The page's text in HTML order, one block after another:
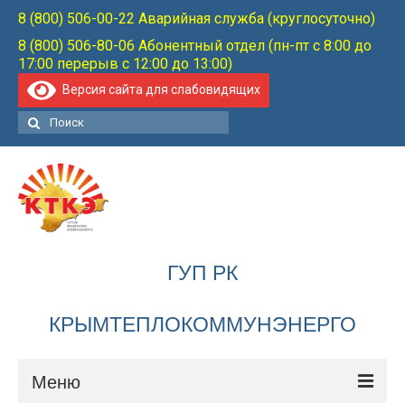
8 (800) 506-00-22 Аварийная служба (круглосуточно)
8 (800) 506-80-06 Абонентный отдел (пн-пт с 8:00 до
17:00 перерыв с 12:00 до 13:00)
Версия сайта для слабовидящих
Поиск:
ГУП РК
КРЫМТЕПЛОКОММУНЭНЕРГО
Меню